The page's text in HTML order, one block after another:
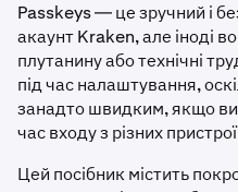
Passkeys — це зручний і
акаунт Kraken, але іноді
плутанину або технічні
під час налаштування,
занадто швидким, якщо ви
час входу з різних
Цей посібник містить